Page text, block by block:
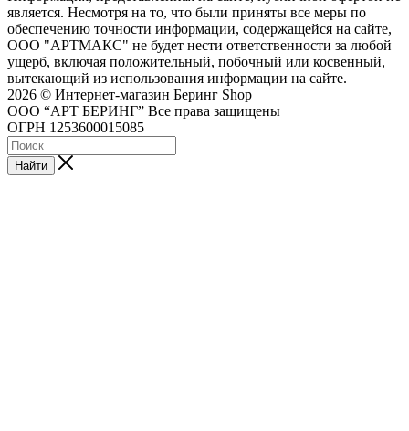
является. Несмотря на то, что были приняты все меры по
обеспечению точности информации, содержащейся на сайте,
ООО "АРТМАКС" не будет нести ответственности за любой
ущерб, включая положительный, побочный или косвенный,
вытекающий из использования информации на сайте.
2026 © Интернет-магазин Беринг Shop
ООО “АРТ БЕРИНГ” Все права защищены
ОГРН 1253600015085
Найти